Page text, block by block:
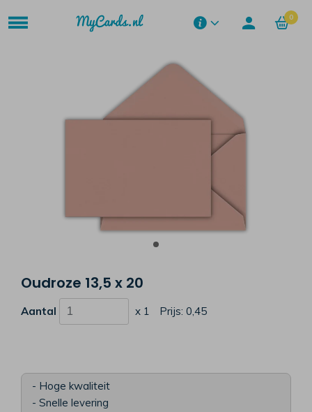
0
Oudroze 13,5 x 20
Aantal x 1 Prijs: 0,45
- Hoge kwaliteit
- Snelle levering